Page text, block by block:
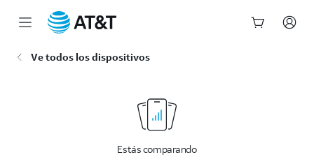
Ve todos los dispositivos
Estás comparando